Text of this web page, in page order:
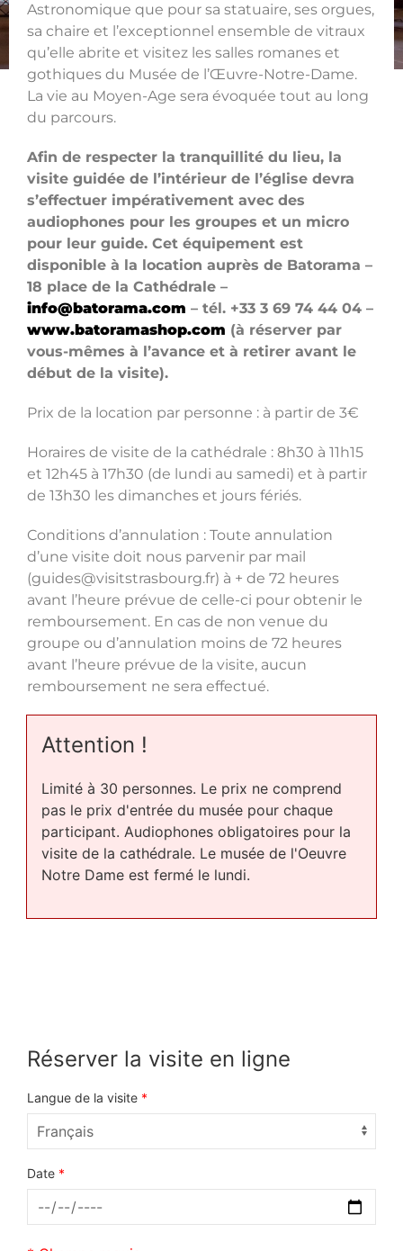
Astronomique que pour sa statuaire, ses orgues,
sa chaire et l’exceptionnel ensemble de vitraux
qu’elle abrite et visitez les salles romanes et
gothiques du Musée de l’Œuvre-Notre-Dame.
La vie au Moyen-Age sera évoquée tout au long
du parcours.
Afin de respecter la tranquillité du lieu, la
visite guidée de l’intérieur de l’église devra
s’effectuer impérativement avec des
audiophones pour les groupes et un micro
pour leur guide. Cet équipement est
disponible à la location auprès de Batorama –
18 place de la Cathédrale –
info@batorama.com – tél. +33 3 69 74 44 04 –
www.batoramashop.com (à réserver par
vous-mêmes à l’avance et à retirer avant le
début de la visite).
Prix de la location par personne : à partir de 3€
Horaires de visite de la cathédrale : 8h30 à 11h15
et 12h45 à 17h30 (de lundi au samedi) et à partir
de 13h30 les dimanches et jours fériés.
Conditions d’annulation : Toute annulation
d’une visite doit nous parvenir par mail
(guides@visitstrasbourg.fr) à + de 72 heures
avant l’heure prévue de celle-ci pour obtenir le
remboursement. En cas de non venue du
groupe ou d’annulation moins de 72 heures
avant l’heure prévue de la visite, aucun
remboursement ne sera effectué.
Attention !
Limité à 30 personnes. Le prix ne comprend
pas le prix d'entrée du musée pour chaque
participant. Audiophones obligatoires pour la
visite de la cathédrale. Le musée de l'Oeuvre
Notre Dame est fermé le lundi.
Réserver la visite en ligne
Langue de la visite *
Date *